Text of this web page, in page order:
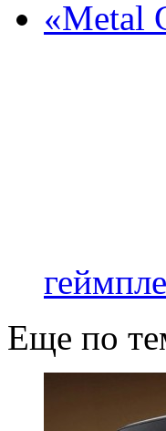
«Metal
Еще по